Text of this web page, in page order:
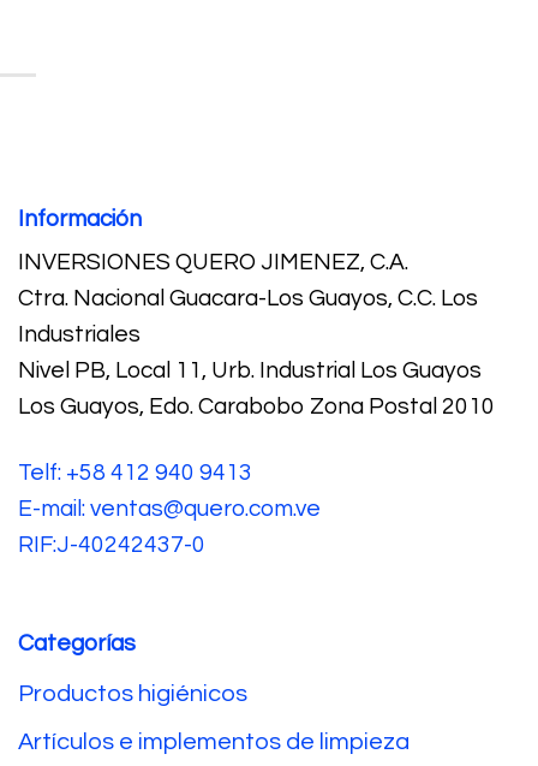
Información
INVERSIONES QUERO JIMENEZ, C.A.
Ctra. Nacional Guacara-Los Guayos, C.C. Los
Industriales
Nivel PB, Local 11, Urb. Industrial Los Guayos
Los Guayos, Edo. Carabobo Zona Postal 2010
Telf: +58 412 940 9413
E-mail: ventas@quero.com.ve
RIF:J-40242437-0
Categorías
Productos higiénicos
Artículos e implementos de limpieza